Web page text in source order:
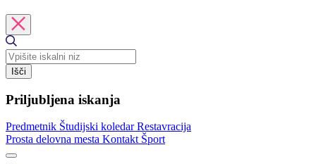
Išči
Priljubljena iskanja
Predmetnik Študijski koledarRestavracija
Prosta delovna mesta Kontakt Šport